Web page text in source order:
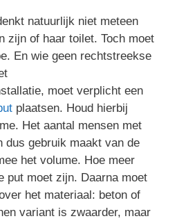
natuurlijk niet meteen
zijn of haar toilet. Toch moet
En wie geen rechtstreekse
moet verplicht een
plaatsen. Houd hierbij
Het aantal mensen met
dus gebruik maakt van de
het volume. Hoe meer
put moet zijn. Daarna moet
het materiaal: beton of
variant is zwaarder, maar